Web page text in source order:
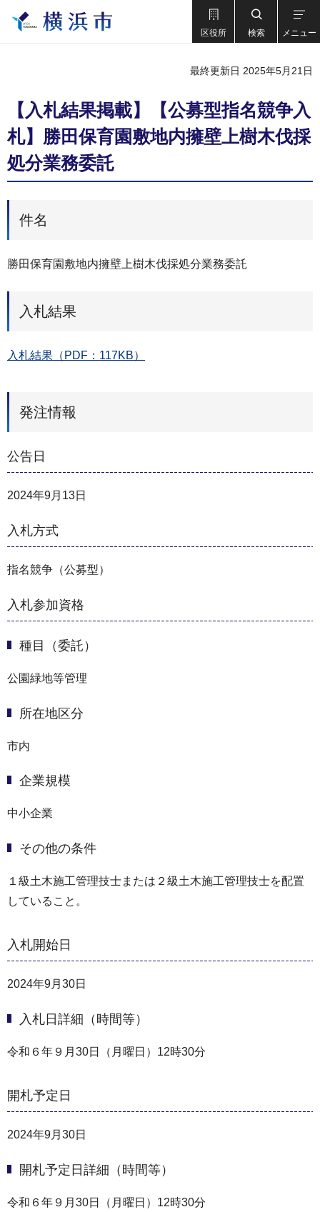
区役所 検索 メニュー
最終更新日 2025年5月21日
【入札結果掲載】【公募型指名競争入
札】勝田保育園敷地内擁壁上樹木伐採
処分業務委託
件名
勝田保育園敷地内擁壁上樹木伐採処分業務委託
入札結果
入札結果（PDF：117KB）
発注情報
公告日
2024年9月13日
入札方式
指名競争（公募型）
入札参加資格
種目（委託）
公園緑地等管理
所在地区分
市内
企業規模
中小企業
その他の条件
１級土木施工管理技士または２級土木施工管理技士を配置
していること。
入札開始日
2024年9月30日
入札日詳細（時間等）
令和６年９月30日（月曜日）12時30分
開札予定日
2024年9月30日
開札予定日詳細（時間等）
令和６年９月30日（月曜日）12時30分